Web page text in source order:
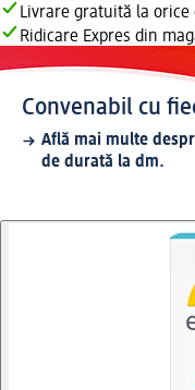
Livrare gratuită la orice
Ridicare Expres din
Convenabil cu
Află mai multe
de durată la dm.